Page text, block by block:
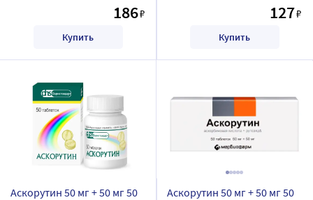
186₽
Купить
127₽
Купить
Аскорутин 50 мг + 50 мг 50
Аскорутин 50 мг + 50 мг 50